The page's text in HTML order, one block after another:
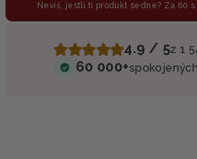
Nevíš, jestli ti produkt sedne? Za 60
4.9 / 5z 1
60 000+